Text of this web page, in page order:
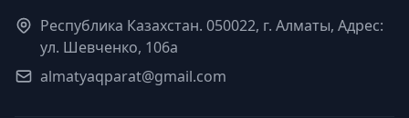
Республика Казахстан. 050022, г. Алматы, Адрес:
ул. Шевченко, 106а
almatyaqparat@gmail.com